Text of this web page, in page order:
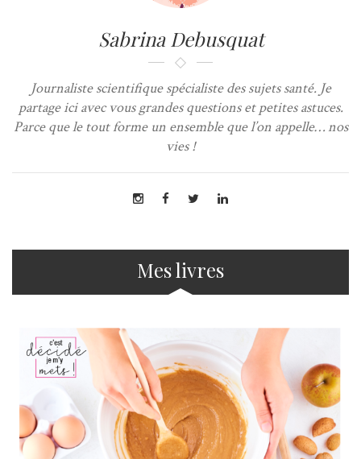
Sabrina Debusquat
Journaliste scientifique spécialiste des sujets santé. Je
partage ici avec vous grandes questions et petites astuces.
Parce que le tout forme un ensemble que l’on appelle… nos
vies !
Mes livres